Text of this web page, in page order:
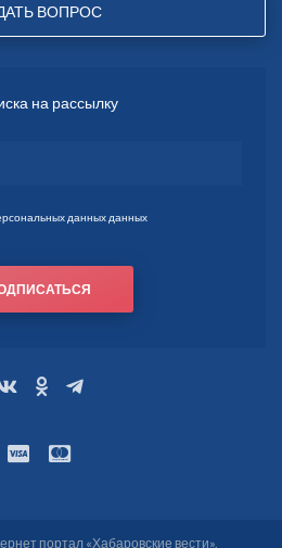
ВОПРОС
на рассылку
данных данных
портал «Хабаровские вести».